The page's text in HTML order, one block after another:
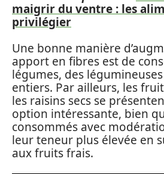
maigrir du ventre : les
privilégier
Une bonne manière
apport en fibres est de
légumes, des
entiers. Par ailleurs, les
les raisins secs se
option intéressante, bien
consommés avec
leur teneur plus élevée en
aux fruits frais.